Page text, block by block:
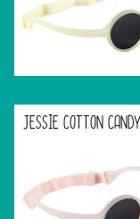
JESSIE COTTON